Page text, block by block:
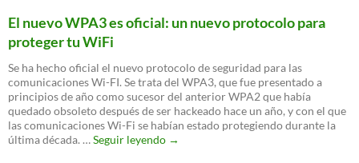
El nuevo WPA3 es oficial: un nuevo protocolo para
proteger tu WiFi
Se ha hecho oficial el nuevo protocolo de seguridad para las
comunicaciones Wi-FI. Se trata del WPA3, que fue presentado a
principios de año como sucesor del anterior WPA2 que había
quedado obsoleto después de ser hackeado hace un año, y con el que
las comunicaciones Wi-Fi se habían estado protegiendo durante la
última década. …Seguir leyendo El
→